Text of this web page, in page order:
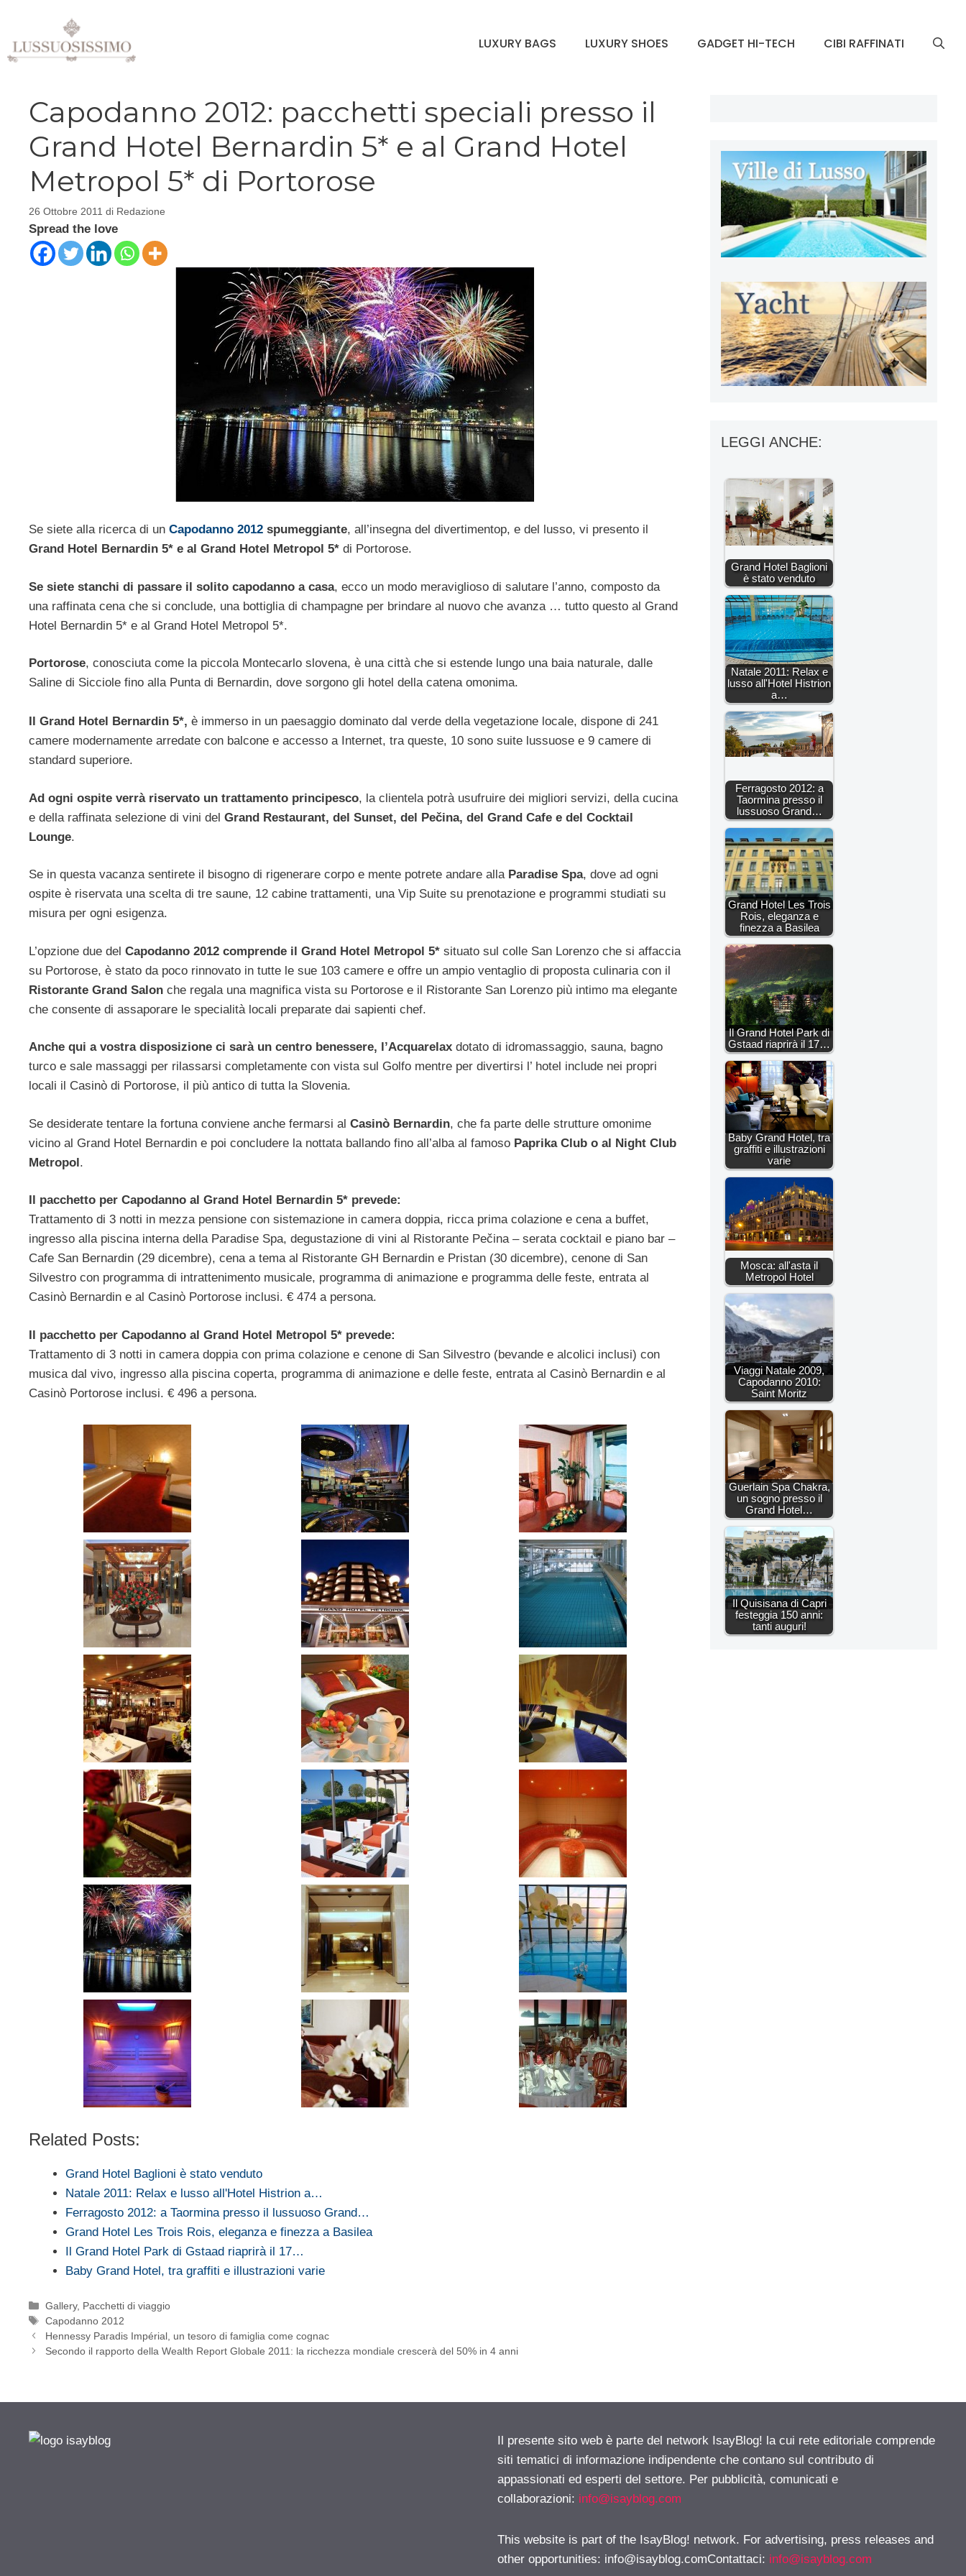
contenuto
LUXURY BAGS LUXURY SHOES GADGET HI-TECH CIBI RAFFINATI
Capodanno 2012: pacchetti speciali presso il
Grand Hotel Bernardin 5* e al Grand Hotel
Metropol 5* di Portorose
26 Ottobre 2011 di Redazione
Spread the love
Se siete alla ricerca di un Capodanno 2012 spumeggiante, all’insegna del divertimentop, e del lusso, vi presento il
Grand Hotel Bernardin 5* e al Grand Hotel Metropol 5* di Portorose.
Se siete stanchi di passare il solito capodanno a casa, ecco un modo meraviglioso di salutare l’anno, composto da
una raffinata cena che si conclude, una bottiglia di champagne per brindare al nuovo che avanza … tutto questo al Grand
Hotel Bernardin 5* e al Grand Hotel Metropol 5*.
Portorose, conosciuta come la piccola Montecarlo slovena, è una città che si estende lungo una baia naturale, dalle
Saline di Sicciole fino alla Punta di Bernardin, dove sorgono gli hotel della catena omonima.
Il Grand Hotel Bernardin 5*, è immerso in un paesaggio dominato dal verde della vegetazione locale, dispone di 241
camere modernamente arredate con balcone e accesso a Internet, tra queste, 10 sono suite lussuose e 9 camere di
standard superiore.
Ad ogni ospite verrà riservato un trattamento principesco, la clientela potrà usufruire dei migliori servizi, della cucina
e della raffinata selezione di vini del Grand Restaurant, del Sunset, del Pečina, del Grand Cafe e del Cocktail
Lounge.
Se in questa vacanza sentirete il bisogno di rigenerare corpo e mente potrete andare alla Paradise Spa, dove ad ogni
ospite è riservata una scelta di tre saune, 12 cabine trattamenti, una Vip Suite su prenotazione e programmi studiati su
misura per ogni esigenza.
L’opzione due del Capodanno 2012 comprende il Grand Hotel Metropol 5* situato sul colle San Lorenzo che si affaccia
su Portorose, è stato da poco rinnovato in tutte le sue 103 camere e offre un ampio ventaglio di proposta culinaria con il
Ristorante Grand Salon che regala una magnifica vista su Portorose e il Ristorante San Lorenzo più intimo ma elegante
che consente di assaporare le specialità locali preparate dai sapienti chef.
Anche qui a vostra disposizione ci sarà un centro benessere, l’Acquarelax dotato di idromassaggio, sauna, bagno
turco e sale massaggi per rilassarsi completamente con vista sul Golfo mentre per divertirsi l’ hotel include nei propri
locali il Casinò di Portorose, il più antico di tutta la Slovenia.
Se desiderate tentare la fortuna conviene anche fermarsi al Casinò Bernardin, che fa parte delle strutture omonime
vicino al Grand Hotel Bernardin e poi concludere la nottata ballando fino all’alba al famoso Paprika Club o al Night Club
Metropol.
Il pacchetto per Capodanno al Grand Hotel Bernardin 5* prevede:
Trattamento di 3 notti in mezza pensione con sistemazione in camera doppia, ricca prima colazione e cena a buffet,
ingresso alla piscina interna della Paradise Spa, degustazione di vini al Ristorante Pečina – serata cocktail e piano bar –
Cafe San Bernardin (29 dicembre), cena a tema al Ristorante GH Bernardin e Pristan (30 dicembre), cenone di San
Silvestro con programma di intrattenimento musicale, programma di animazione e programma delle feste, entrata al
Casinò Bernardin e al Casinò Portorose inclusi. € 474 a persona.
Il pacchetto per Capodanno al Grand Hotel Metropol 5* prevede:
Trattamento di 3 notti in camera doppia con prima colazione e cenone di San Silvestro (bevande e alcolici inclusi) con
musica dal vivo, ingresso alla piscina coperta, programma di animazione e delle feste, entrata al Casinò Bernardin e al
Casinò Portorose inclusi. € 496 a persona.
Related Posts:
Grand Hotel Baglioni è stato venduto
Natale 2011: Relax e lusso all'Hotel Histrion a…
Ferragosto 2012: a Taormina presso il lussuoso Grand…
Grand Hotel Les Trois Rois, eleganza e finezza a Basilea
Il Grand Hotel Park di Gstaad riaprirà il 17…
Baby Grand Hotel, tra graffiti e illustrazioni varie
Categorie
Gallery, Pacchetti di viaggio
Tag
Capodanno 2012
Hennessy Paradis Impérial, un tesoro di famiglia come cognac
Secondo il rapporto della Wealth Report Globale 2011: la ricchezza mondiale crescerà del 50% in 4 anni
LEGGI ANCHE:
Grand Hotel Baglioni
è stato venduto
Natale 2011: Relax e
lusso all'Hotel Histrion
a…
Ferragosto 2012: a
Taormina presso il
lussuoso Grand…
Grand Hotel Les Trois
Rois, eleganza e
finezza a Basilea
Il Grand Hotel Park di
Gstaad riaprirà il 17…
Baby Grand Hotel, tra
graffiti e illustrazioni
varie
Mosca: all'asta il
Metropol Hotel
Viaggi Natale 2009,
Capodanno 2010:
Saint Moritz
Guerlain Spa Chakra,
un sogno presso il
Grand Hotel…
Il Quisisana di Capri
festeggia 150 anni:
tanti auguri!
Il presente sito web è parte del network IsayBlog! la cui rete editoriale comprende
siti tematici di informazione indipendente che contano sul contributo di
appassionati ed esperti del settore. Per pubblicità, comunicati e
collaborazioni: info@isayblog.com
This website is part of the IsayBlog! network. For advertising, press releases and
other opportunities: info@isayblog.comContattaci: info@isayblog.com